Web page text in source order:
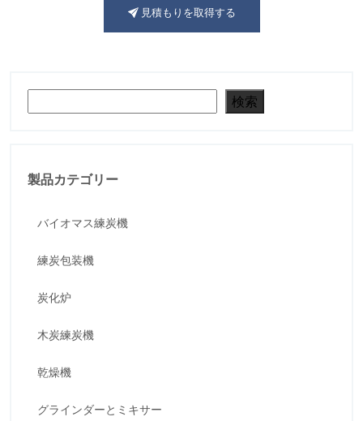
検索
製品カテゴリー
バイオマス練炭機
練炭包装機
炭化炉
木炭練炭機
乾燥機
グラインダーとミキサー
見積もりを取得する